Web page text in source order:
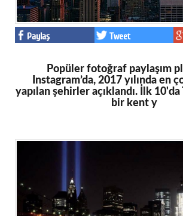
Paylaş Tweet
Popüler fotoğraf paylaşım
Instagram’da, 2017 yılında en
yapılan şehirler açıklandı. İlk
bir kent y